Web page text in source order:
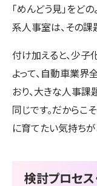
「めんどう見」をど
系人事室は、その課
付け加えると、少
よって、自動車業
おり、大きな人事課
同じです。だからこ
に育てたい気持ちが
検討プロセス